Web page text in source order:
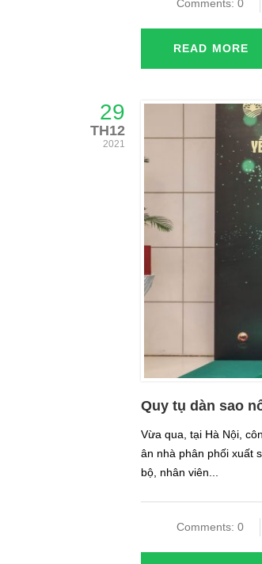
Comments: 0
READ MORE
29
TH12
2021
Quy tụ dàn sao
Vừa qua, tại Hà Nội,
ân nhà phân phối xuất
bộ, nhân viên...
Comments: 0